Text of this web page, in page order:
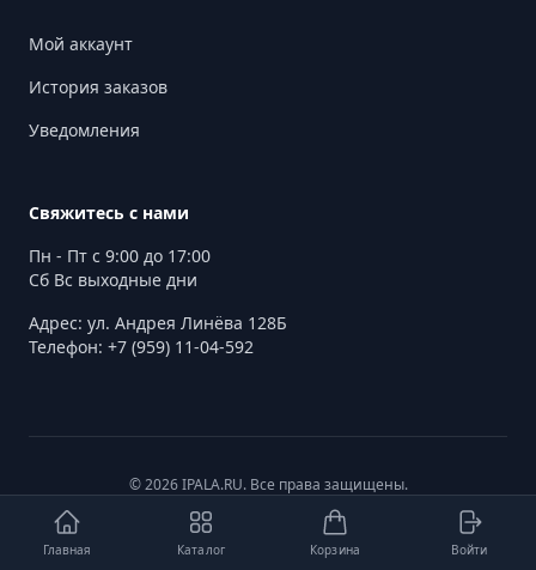
Главная Каталог Корзина Войти
Мой аккаунт
История заказов
Уведомления
Свяжитесь с нами
Пн - Пт с 9:00 до 17:00
Сб Вс выходные дни
Адрес: ул. Андрея Линёва 128Б
Телефон: +7 (959) 11-04-592
© 2026 IPALA.RU. Все права защищены.